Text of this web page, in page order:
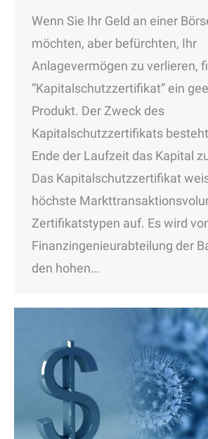
Wenn Sie Ihr Geld an einer
möchten, aber befürchten, Ihr
Anlagevermögen zu verlieren,
“Kapitalschutzzertifikat” ein
Produkt. Der Zweck des
Kapitalschutzzertifikats
Ende der Laufzeit das Kapital
Das Kapitalschutzzertifikat
höchste
Zertifikatstypen auf. Es wird
Finanzingenieurabteilung der
den hohen…